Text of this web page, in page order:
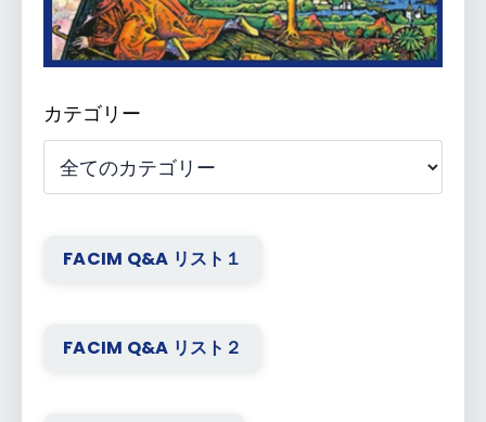
カテゴリー
FACIM Q&A リスト１
FACIM Q&A リスト２